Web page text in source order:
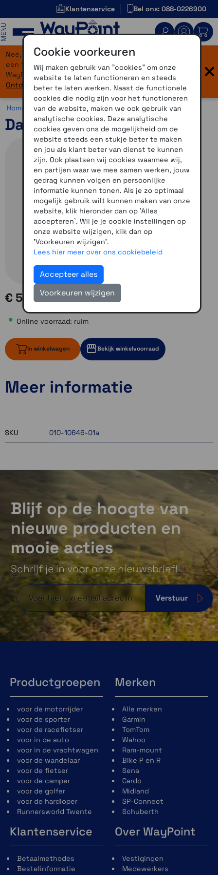
Klantenservice Bel ons: 088-0226900
Nee, je bent niet verdwaald! Onze website heeft
een flinke upgrade gekregen. Dezelfde vertrouwde
WayPoint-service, maar dan in een modern jasje.
Ontdek hier wat er allemaal nieuw is.
×
Home >Overig >Opruiming >Diversen
Dashboardschijf klein
€ 5,00
Online voorraad: ruim
In winkelwagen Bekijk winkelvoorraad
ruim op voorraad
Momenteel even niet op voorraad
Meer informatie
SKU 010-10646-01a
Blijf op de hoogte van
nieuwe producten en
mooie acties
Schrijf je in voor onze nieuwsbrief!
Verstuur
Productgroepen
voor de motorrijder
voor de sporter
voor de racefietser
voor in de auto
voor in de vrachtwagen
voor de wandelaar
voor de fietser
voor de camper
voor de golfer
voor de hardloper
Runnersworld Twente
Merken
Alle merken
Garmin
TomTom
Wahoo
Ram-mount
Bike P en R
Sena
Cardo
Midland
SP-Connect
Schuberth
Klantenservice
Betaalmethodes
Bestelinformatie
Over WayPoint
Vestigingen
Medewerkers
Cookie voorkeuren
Wij maken gebruik van "cookies" om onze
website te laten functioneren en steeds
beter te laten werken. Naast de functionele
cookies die nodig zijn voor het functioneren
van de website, maken we ook gebruik van
analytische cookies. Deze analytische
cookies geven ons de mogelijkheid om de
website steeds een stukje beter te maken
en jou als klant beter van dienst te kunnen
zijn. Ook plaatsen wij cookies waarmee wij,
en partijen waar we mee samen werken, jouw
gedrag kunnen volgen en persoonlijke
informatie kunnen tonen. Als je zo optimaal
mogelijk gebruik wilt kunnen maken van onze
website, klik hieronder dan op 'Alles
accepteren'. Wil je je cookie instellingen op
onze website wijzigen, klik dan op
'Voorkeuren wijzigen'.
Lees hier meer over ons cookiebeleid
Accepteer alles
Voorkeuren wijzigen